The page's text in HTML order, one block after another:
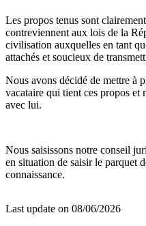
Les propos tenus sont
contreviennent aux lois de la
civilisation auxquelles en tant
attachés et soucieux de
Nous avons décidé de mettre à
vacataire qui tient ces propos et
avec lui.
Nous saisissons notre conseil
en situation de saisir le parquet
connaissance.
Last update on 08/06/2026